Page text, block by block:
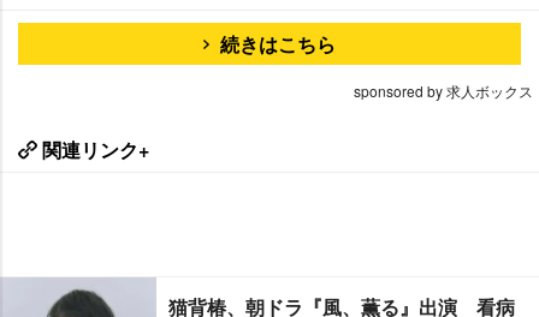
続きはこちら
sponsored by 求人ボックス
関連リンク+
猫背椿、朝ドラ『風、薫る』出演 看病